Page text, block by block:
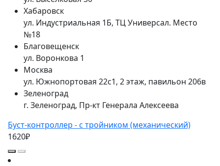
Хабаровск
ул. Индустриальная 1Б, ТЦ Универсал. Место
№18
Благовещенск
ул. Воронкова 1
Москва
ул. Южнопортовая 22с1, 2 этаж, павильон 206в
Зеленоград
г. Зеленоград, Пр-кт Генерала Алексеева
Буст-контроллер - с тройником (механический)
1620₽